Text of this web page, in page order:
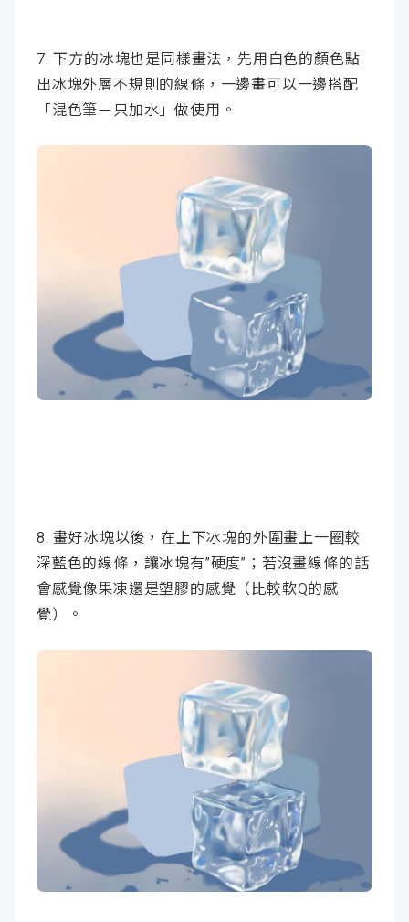
7. 下方的冰塊也是同樣畫法，先用白色的顏色點
出冰塊外層不規則的線條，一邊畫可以一邊搭配
「混色筆－只加水」做使用。
8. 畫好冰塊以後，在上下冰塊的外圍畫上一圈較
深藍色的線條，讓冰塊有”硬度”；若沒畫線條的話
會感覺像果凍還是塑膠的感覺（比較軟Q的感
覺）。